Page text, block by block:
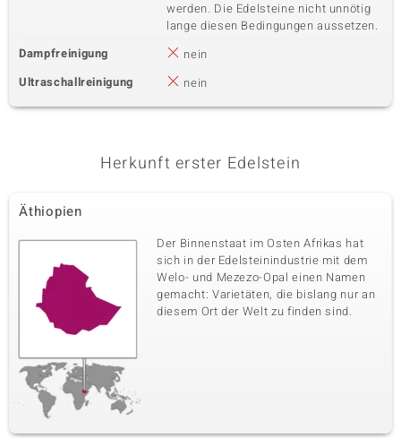
werden. Die Edelsteine nicht unnötig
lange diesen Bedingungen aussetzen.
Dampfreinigung
nein
Ultraschallreinigung
nein
Herkunft erster Edelstein
Äthiopien
Der Binnenstaat im Osten Afrikas hat
sich in der Edelsteinindustrie mit dem
Welo- und Mezezo-Opal einen Namen
gemacht: Varietäten, die bislang nur an
diesem Ort der Welt zu finden sind.